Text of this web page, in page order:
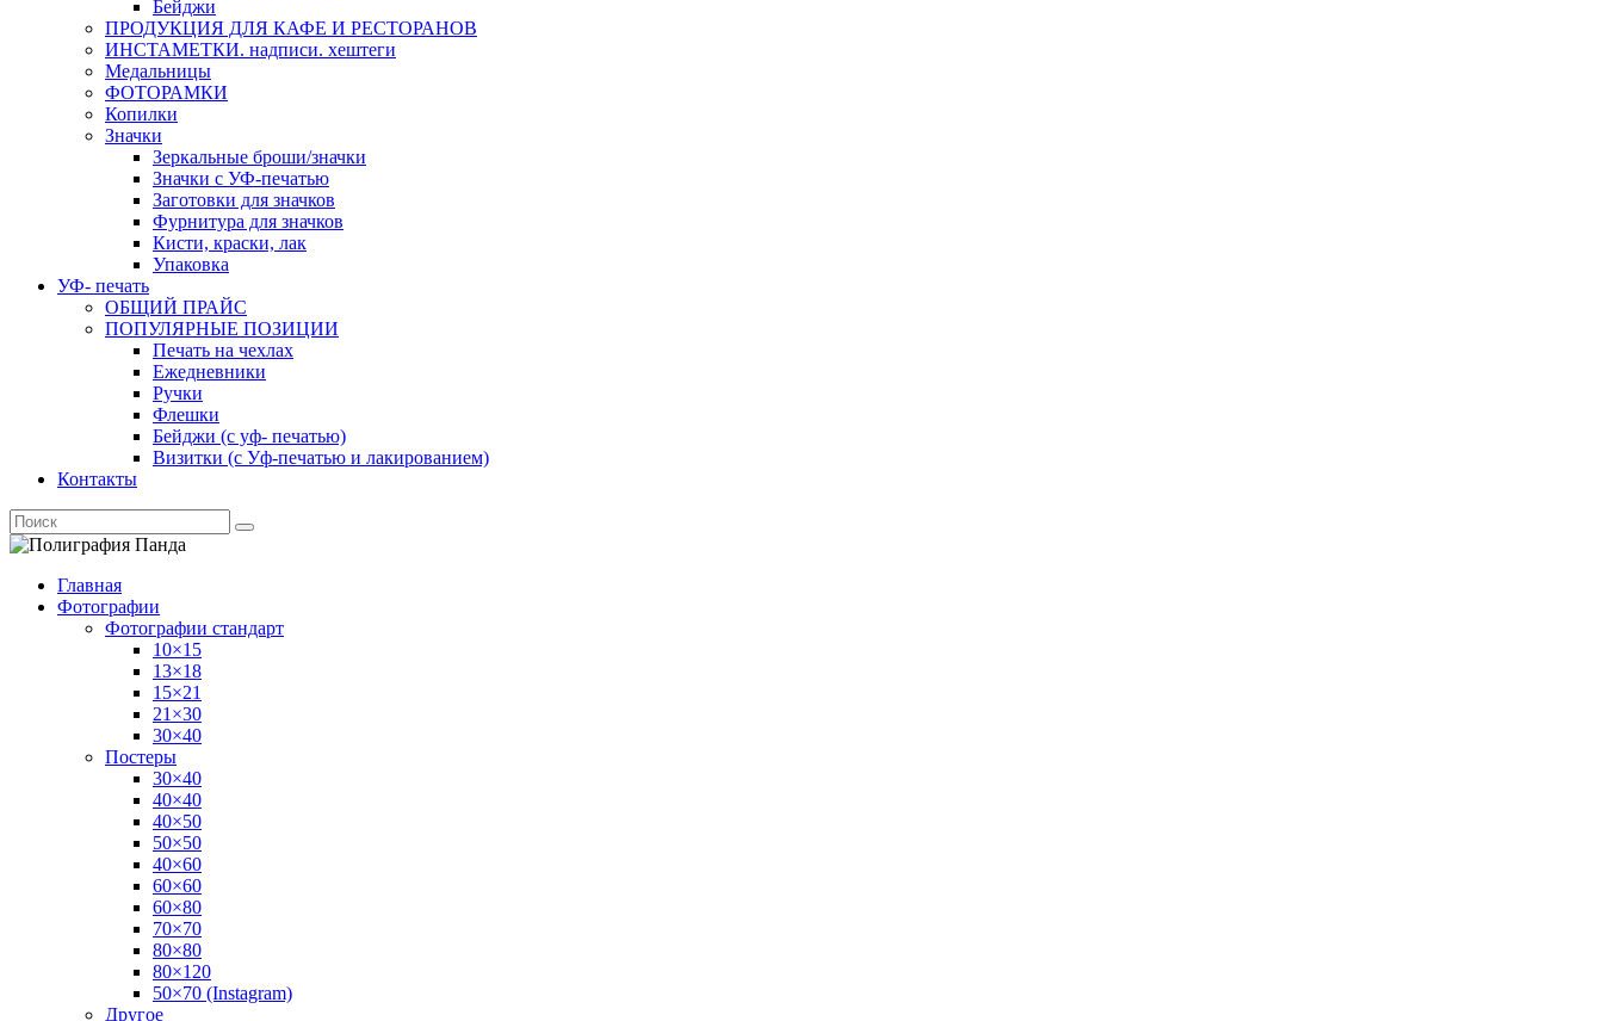
Бейджи
ПРОДУКЦИЯ ДЛЯ КАФЕ И РЕСТОРАНОВ
ИНСТАМЕТКИ. надписи. хештеги
Медальницы
ФОТОРАМКИ
Копилки
Значки
Зеркальные броши/значки
Значки с УФ-печатью
Заготовки для значков
Фурнитура для значков
Кисти, краски, лак
Упаковка
УФ- печать
ОБЩИЙ ПРАЙС
ПОПУЛЯРНЫЕ ПОЗИЦИИ
Печать на чехлах
Ежедневники
Ручки
Флешки
Бейджи (с уф- печатью)
Визитки (с Уф-печатью и лакированием)
Контакты
Главная
Фотографии
Фотографии стандарт
10×15
13×18
15×21
21×30
30×40
Постеры
30×40
40×40
40×50
50×50
40×60
60×60
60×80
70×70
80×80
80×120
50×70 (Instagram)
Другое